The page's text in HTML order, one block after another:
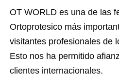
OT WORLD es una de las
Ortoprotesico más
visitantes profesionales de
Esto nos ha permitido
clientes internacionales.